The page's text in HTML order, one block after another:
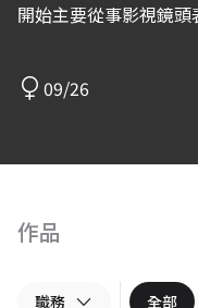
開始主要從事影視鏡頭表演。 高敏感人格，
像力與同理心，渴望探
來的時間裡持續透過
09/26
作品
職務 全部